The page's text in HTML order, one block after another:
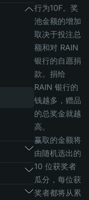
行为10F。奖
池金额的增加
取决于投注总
额和对 RAIN
银行的自愿捐
款。捐给
RAIN 银行的
钱越多，赠品
的总奖金就越
高。
赢取的金额将
由随机选出的
10 位获奖者
瓜分，每位获
奖者都将从累